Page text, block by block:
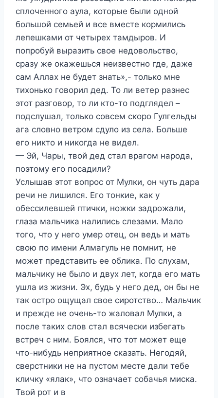
сплоченного аула, которые были одной
большой семьей и все вместе кормились
лепешками от четырех тамдыров. И
попробуй выразить свое недовольство,
сразу же окажешься неизвестно где, даже
сам Аллах не будет знать»,- только мне
тихонько говорил дед. То ли ветер разнес
этот разговор, то ли кто-то подглядел –
подслушал, только совсем скоро Гулгельды
ага словно ветром сдуло из села. Больше
его никто и никогда не видел.
— Эй, Чары, твой дед стал врагом народа,
поэтому его посадили?
Услышав этот вопрос от Мулки, он чуть дара
речи не лишился. Его тонкие, как у
обессилевшей птички, ножки задрожали,
глаза мальчика налились слезами. Мало
того, что у него умер отец, он ведь и мать
свою по имени Алмагуль не помнит, не
может представить ее облика. По слухам,
мальчику не было и двух лет, когда его мать
ушла из жизни. Эх, будь у него дед, он бы не
так остро ощущал свое сиротство… Мальчик
и прежде не очень-то жаловал Мулки, а
после таких слов стал всячески избегать
встреч с ним. Боялся, что тот может еще
что-нибудь неприятное сказать. Негодяй,
сверстники не на пустом месте дали тебе
кличку «ялак», что означает собачья миска.
Твой рот и в